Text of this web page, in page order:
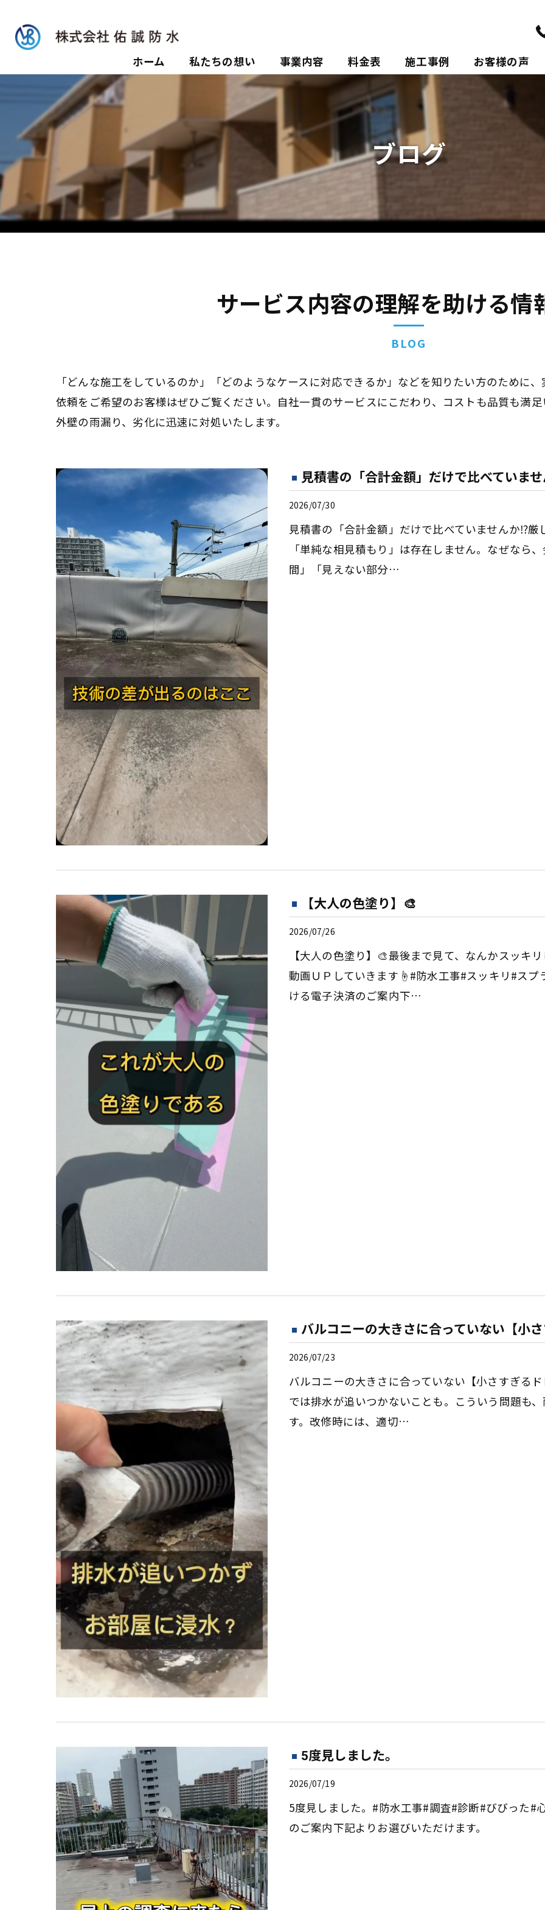
ホーム 私たちの想い 事業内容
ポリウレアについて
料金表 施工事例 お客様の声
ブログ
サービス内容の理解を助ける情
BLOG
「どんな施工をしているのか」「どのようなケースに対応できるか」などを知りたい方のために
依頼をご希望のお客様はぜひご覧ください。自社一貫のサービスにこだわり、コストも品質も満
外壁の雨漏り、劣化に迅速に対処いたします。
見積書の「合計金額」だけで比べていま
2026/07/30
見積書の「合計金額」だけで比べていませんか⁉️
「単純な相見積もり」は存在しません。なぜなら
間」「見えない部分…
【大人の色塗り】🎨
2026/07/26
【大人の色塗り】🎨最後まで見て、なんかスッキ
動画ＵＰしていきます☝️#防水工事#スッキリ#スプ
ける電子決済のご案内下…
バルコニーの大きさに合っていない【小
2026/07/23
バルコニーの大きさに合っていない【小さすぎる
では排水が追いつかないことも。こういう問題も
す。改修時には、適切…
5度見しました。
2026/07/19
5度見しました。#防水工事#調査#診断#びびった#
のご案内下記よりお選びいただけます。